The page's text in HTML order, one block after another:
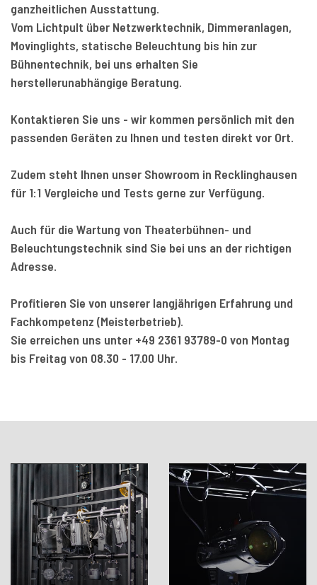
ganzheitlichen Ausstattung.
Vom Lichtpult über Netzwerktechnik, Dimmeranlagen,
Movinglights, statische Beleuchtung bis hin zur
Bühnentechnik, bei uns erhalten Sie
herstellerunabhängige Beratung.
Kontaktieren Sie uns - wir kommen persönlich mit den
passenden Geräten zu Ihnen und testen direkt vor Ort.
Zudem steht Ihnen unser Showroom in Recklinghausen
für 1:1 Vergleiche und Tests gerne zur Verfügung.
Auch für die Wartung von Theaterbühnen- und
Beleuchtungstechnik sind Sie bei uns an der richtigen
Adresse.
Profitieren Sie von unserer langjährigen Erfahrung und
Fachkompetenz (Meisterbetrieb).
Sie erreichen uns unter +49 2361 93789-0 von Montag
bis Freitag von 08.30 - 17.00 Uhr.